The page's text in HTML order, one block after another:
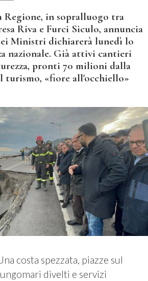
Regione, in sopralluogo tra
Riva e Furci Siculo, annuncia
Ministri dichiarerà lunedì lo
nazionale. Già attivi cantieri
pronti 70 milioni dalla
turismo, «fiore all'occhiello»
costa spezzata, piazze sul
divelti e servizi